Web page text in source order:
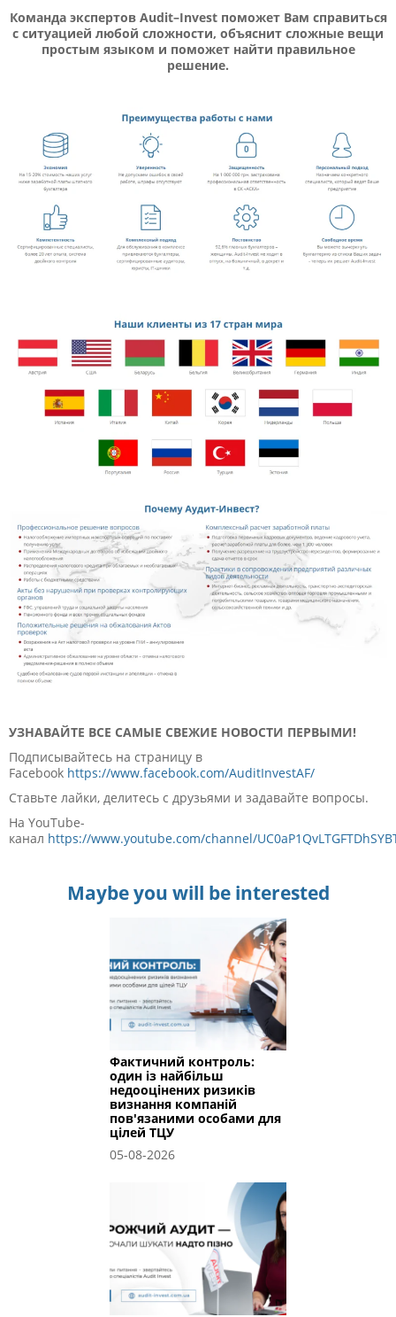
Команда экспертов Audit–Investпоможет Вам справиться
с ситуацией любой сложности, объяснит сложные вещи
простым языком и поможет найти правильное
решение.
УЗНАВАЙТЕ ВСЕ САМЫЕ СВЕЖИЕ НОВОСТИ ПЕРВЫМИ!
Подписывайтесь на страницу в
Facebook https://www.facebook.com/AuditInvestAF/
Ставьте лайки, делитесь с друзьями и задавайте вопросы.
На YouTube-
канал https://www.youtube.com/channel/
Maybe you will be interested
Фактичний контроль:
один із найбільш
недооцінених ризиків
визнання компаній
пов'язаними особами для
цілей ТЦУ
05-08-2026